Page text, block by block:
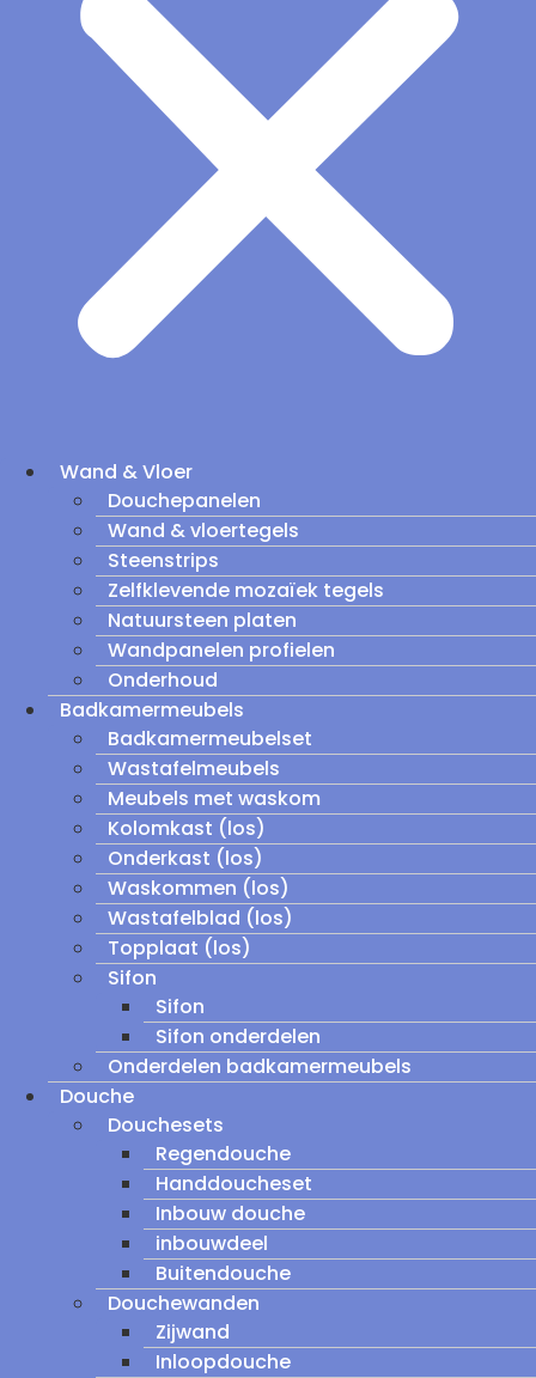
Wand & Vloer
Douchepanelen
Wand & vloertegels
Steenstrips
Zelfklevende mozaïek tegels
Natuursteen platen
Wandpanelen profielen
Onderhoud
Badkamermeubels
Badkamermeubelset
Wastafelmeubels
Meubels met waskom
Kolomkast (los)
Onderkast (los)
Waskommen (los)
Wastafelblad (los)
Topplaat (los)
Sifon
Sifon
Sifon onderdelen
Onderdelen badkamermeubels
Douche
Douchesets
Regendouche
Handdoucheset
Inbouw douche
inbouwdeel
Buitendouche
Douchewanden
Zijwand
Inloopdouche